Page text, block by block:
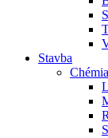
Stavba
Chémia